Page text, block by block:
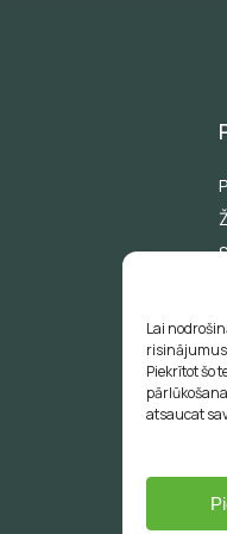
Lai
Piekrītot šo
atsaucat